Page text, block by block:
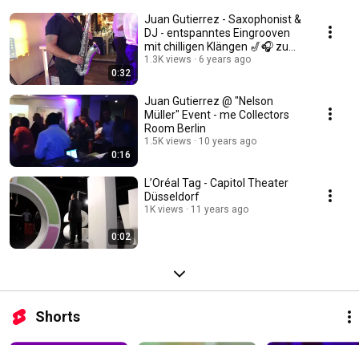
0:32
Juan Gutierrez - Saxophonist &
DJ - entspanntes Eingrooven
mit chilligen Klängen 🎷🎧 zum
Sektempfang🥂
1.3K views 6 years ago
0:16
Juan Gutierrez @ "Nelson
Müller" Event - me Collectors
Room Berlin
1.5K views 10 years ago
0:02
L’Oréal Tag - Capitol Theater
Düsseldorf
1K views 11 years ago
Shorts